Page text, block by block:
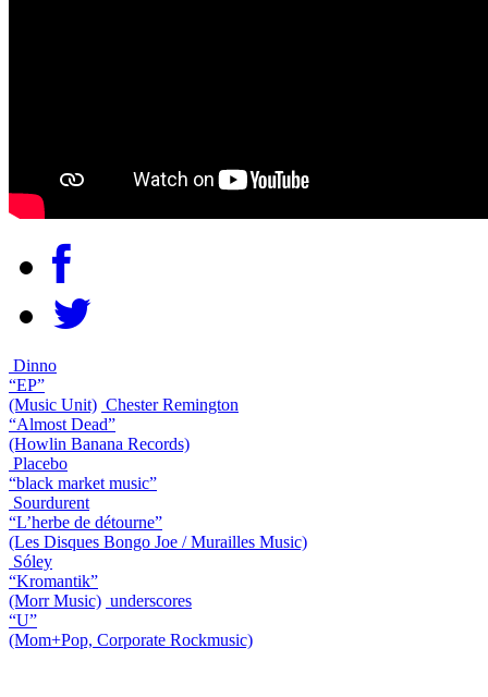
Dinno
“EP”
(Music Unit) Chester Remington
“Almost Dead”
(Howlin Banana Records)
Placebo
“black market music”
Sourdurent
“L’herbe de détourne”
(Les Disques Bongo Joe / Murailles Music)
Sóley
“Kromantik”
(Morr Music) underscores
“U”
(Mom+Pop, Corporate Rockmusic)